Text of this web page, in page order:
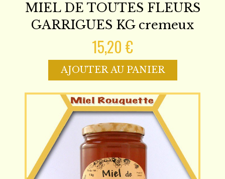
MIEL DE TOUTES FLEURS
GARRIGUES KG cremeux
15,20 €
AJOUTER AU PANIER